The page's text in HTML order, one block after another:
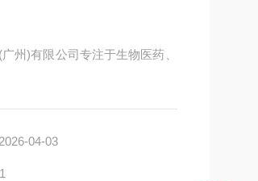
州)有限公司专注于生物医药、
04-03